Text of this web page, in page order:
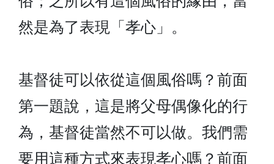
然是為了表現「孝心」。
基督徒可以依從這個風俗嗎？前面
第一題說，這是將父母偶像化的行
為，基督徒當然不可以做。我們需
要用這種方式來表現孝心嗎？前面